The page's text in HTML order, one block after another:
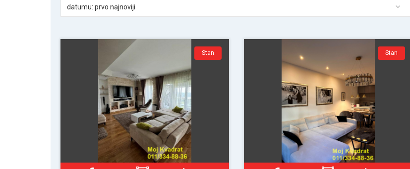
datumu: prvo najnoviji
Stan Stan